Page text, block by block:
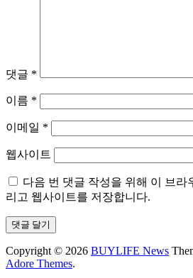
댓글 *
이름 *
이메일 *
웹사이트
다음 번 댓글 작성을 위해 이 브라
리고 웹사이트를 저장합니다.
Copyright © 2026 BUYLIFE News
Adore Themes.